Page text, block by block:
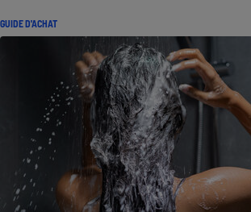
GUIDE D'ACHAT